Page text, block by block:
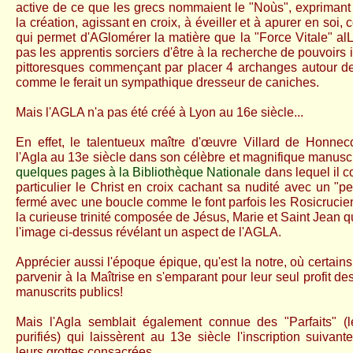
active de ce que les grecs nommaient le "Noùs",
la création, agissant en croix, à éveiller et à apurer en soi,
qui permet d'AGlomérer la matière que la "Force Vitale"
pas les apprentis sorciers d'être à la recherche de pouvoirs
pittoresques commençant par placer 4 archanges autour
comme le ferait un sympathique dresseur de caniches.
Mais l'AGLA n'a pas été créé à Lyon au 16e siècle...
En effet, le talentueux maître d'œuvre Villard de
l'Agla au 13e siècle dans son célèbre et magnifique
quelques pages à la Bibliothèque Nationale dans lequel il
particulier le Christ en croix cachant sa nudité avec un
fermé avec une boucle comme le font parfois les
la curieuse trinité composée de Jésus, Marie et Saint Jean
l'image ci-dessus révélant un aspect de l'AGLA.
Apprécier aussi l'époque épique, qu'est la notre, où
parvenir à la Maîtrise en s'emparant pour leur seul profit
manuscrits publics!
Mais l'Agla semblait également connue des "Parfaits"
purifiés) qui laissèrent au 13e siècle l'inscription